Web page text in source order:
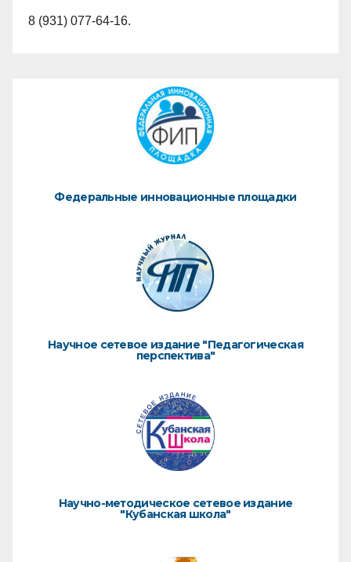
8 (931) 077-64-16.
Федеральные инновационные площадки
Научное сетевое издание "Педагогическая
перспектива"
Научно-методическое сетевое издание
"Кубанская школа"